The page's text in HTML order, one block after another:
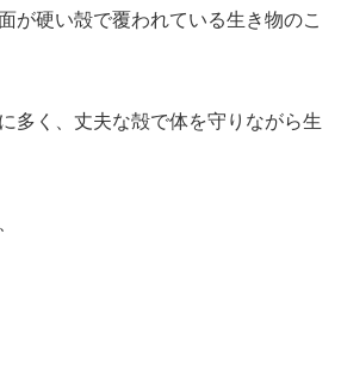
が硬い殻で覆われている生き物のこ
多く、丈夫な殻で体を守りながら生